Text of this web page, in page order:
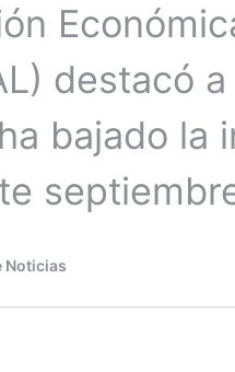
destacó
bajado la
Noticias